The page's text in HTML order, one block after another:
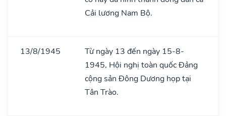
Cải lương Nam Bộ.
13/8/1945
Từ ngày 13 đến ngày 15-8-
1945, Hội nghị toàn quốc Đảng
cộng sản Đông Dương họp tại
Tân Trào.